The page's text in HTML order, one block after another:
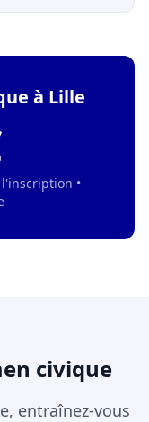
à Lille
•
civique
entraînez-vous